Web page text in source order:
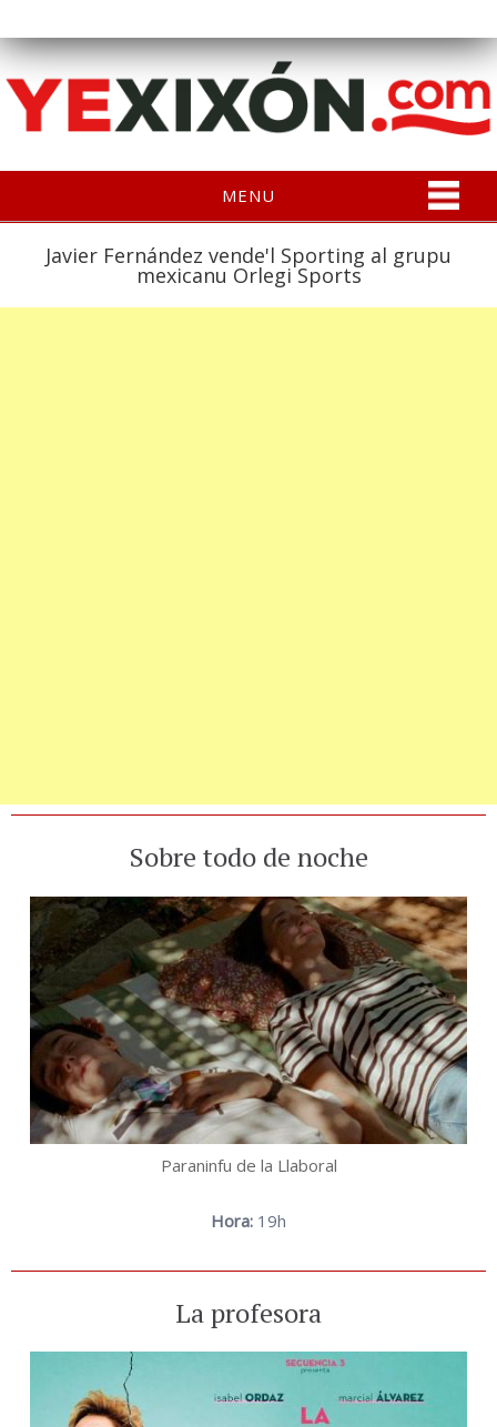
MENU
Javier Fernández vende'l Sporting al grupu
mexicanu Orlegi Sports
Sobre todo de noche
Paraninfu de la Llaboral
Hora: 19h
La profesora